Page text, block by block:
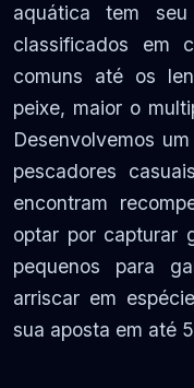
aquática tem
classificados em
comuns até os
peixe, maior o
Desenvolvemos
pescadores
encontram
optar por capturar
pequenos para
arriscar em
sua aposta em até